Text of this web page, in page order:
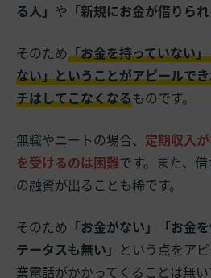
る人」 や 「新規にお金が借りられ
そのため「お金を持っていない
ない」ということがアピールで
チはしてこなくなるものです。
無職やニートの場合、 定期収入
を受けるのは困難です。また、
の融資が出ることも稀です。
そのため 「お金がない」「お金
テータスも無い」 という点をア
業電話がかかってくることは無い